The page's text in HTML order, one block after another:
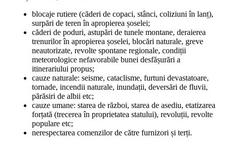
blocaje rutiere (căderi de copaci, stânci, coliziuni în lanț),
surpări de teren în apropierea șoselei;
căderi de poduri, astupări de tunele montane, deraierea
trenurilor în apropierea șoselei, blocări naturale, greve
neautorizate, revolte spontane regionale, condiții
meteorologice nefavorabile bunei desfășurări a
itinerariului propus;
cauze naturale: seisme, cataclisme, furtuni devastatoare,
tornade, incendii naturale, inundații, deversări de fluvii,
părăsiri de albii etc;
cauze umane: starea de război, starea de asediu, etatizarea
forțată (trecerea în proprietatea statului), revoluții, revolte
populare etc;
nerespectarea comenzilor de către furnizori și terți.